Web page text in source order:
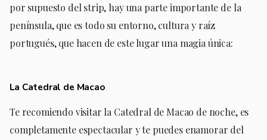
por supuesto del strip, hay una parte importante de la
península, que es todo su entorno, cultura y raíz
portugués, que hacen de este lugar una magia única:
La Catedral de Macao
Te recomiendo visitar la Catedral de Macao de noche, es
completamente espectacular y te puedes enamorar del